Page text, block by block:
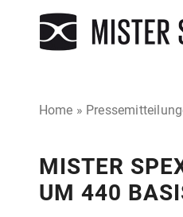
Home »
MISTER
UM 440